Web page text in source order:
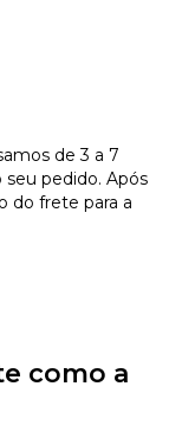
de 3 a 7
pedido. Após
do frete para a
como a